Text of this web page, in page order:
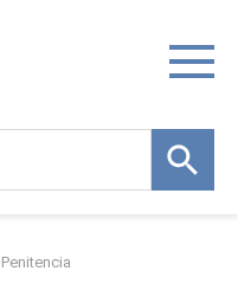
Penitencia